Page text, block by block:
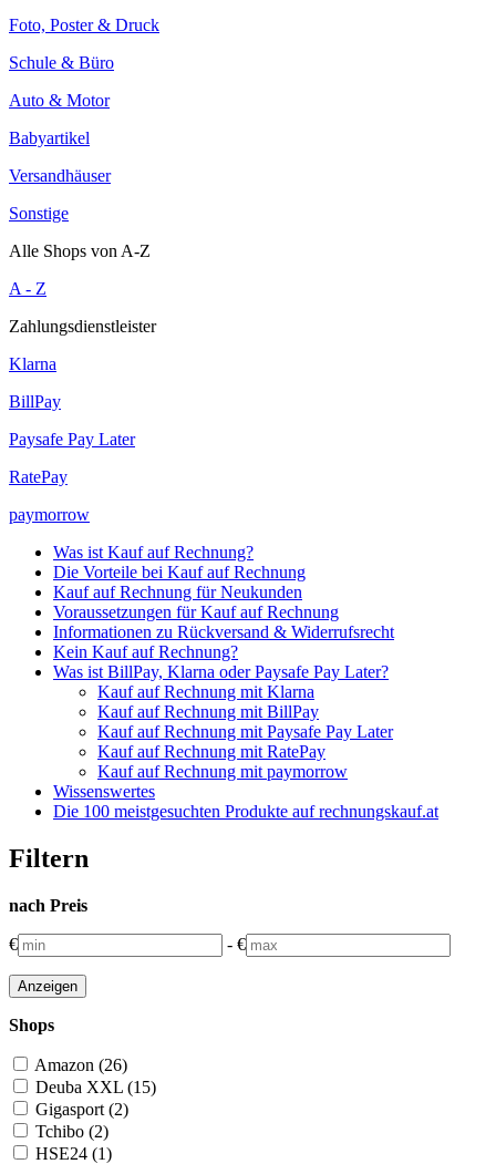
Foto, Poster & Druck
Schule & Büro
Auto & Motor
Babyartikel
Versandhäuser
Sonstige
Alle Shops von A-Z
A - Z
Zahlungsdienstleister
Klarna
BillPay
Paysafe Pay Later
RatePay
paymorrow
Was ist Kauf auf Rechnung?
Die Vorteile bei Kauf auf Rechnung
Kauf auf Rechnung für Neukunden
Voraussetzungen für Kauf auf Rechnung
Informationen zu Rückversand & Widerrufsrecht
Kein Kauf auf Rechnung?
Was ist BillPay, Klarna oder Paysafe Pay Later?
Kauf auf Rechnung mit Klarna
Kauf auf Rechnung mit BillPay
Kauf auf Rechnung mit Paysafe Pay Later
Kauf auf Rechnung mit RatePay
Kauf auf Rechnung mit paymorrow
Wissenswertes
Die 100 meistgesuchten Produkte auf rechnungskauf.at
Filtern
nach Preis
€ - €
Shops
Amazon (26)
Deuba XXL (15)
Gigasport (2)
Tchibo (2)
HSE24 (1)